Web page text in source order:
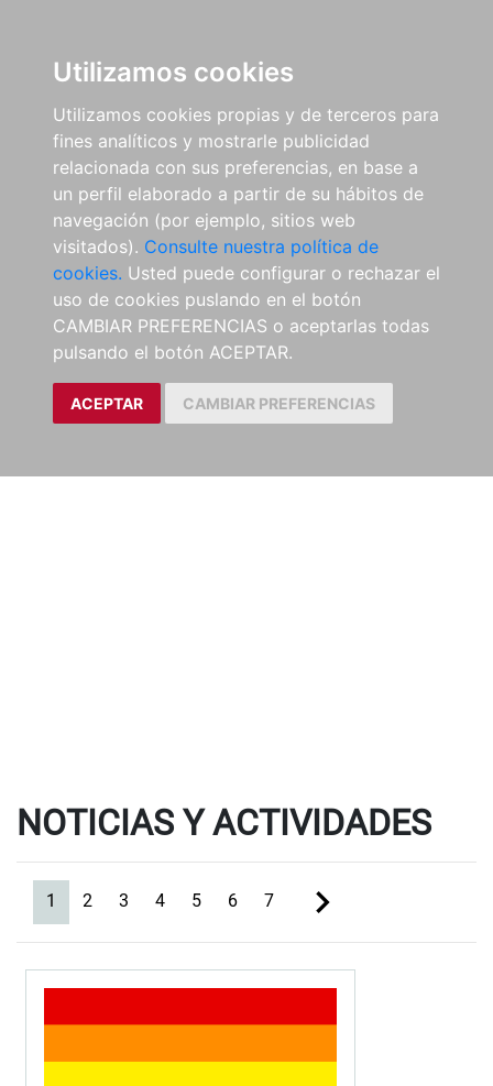
Utilizamos cookies
Utilizamos cookies propias y de terceros para
fines analíticos y mostrarle publicidad
relacionada con sus preferencias, en base a
un perfil elaborado a partir de su hábitos de
navegación (por ejemplo, sitios web
visitados). Consulte nuestra política de
cookies. Usted puede configurar o rechazar el
uso de cookies puslando en el botón
CAMBIAR PREFERENCIAS o aceptarlas todas
pulsando el botón ACEPTAR.
ACEPTAR CAMBIAR PREFERENCIAS
NOTICIAS Y ACTIVIDADES
1 (current)
2 3 4 5 6 7